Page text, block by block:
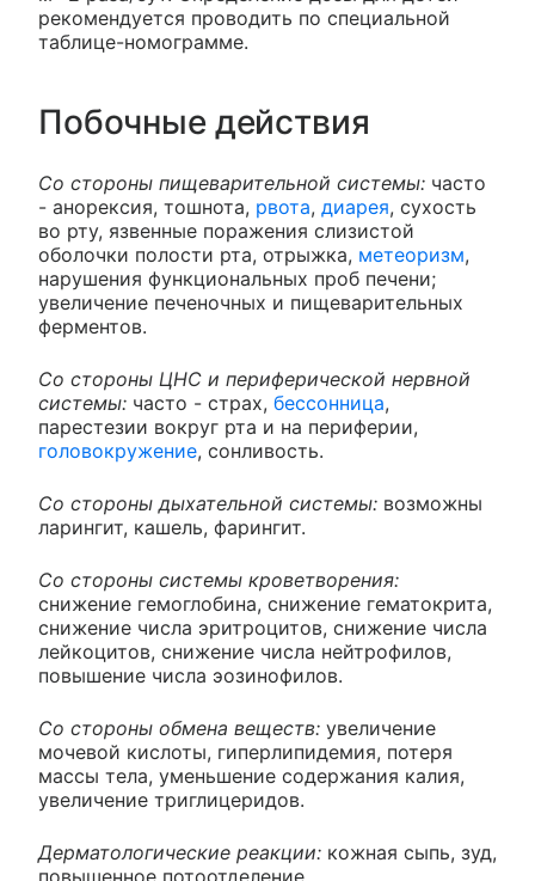
рекомендуется проводить по специальной
таблице-номограмме.
Побочные действия
Со стороны пищеварительной системы: часто
- анорексия, тошнота, рвота, диарея, сухость
во рту, язвенные поражения слизистой
оболочки полости рта, отрыжка, метеоризм,
нарушения функциональных проб печени;
увеличение печеночных и пищеварительных
ферментов.
Со стороны ЦНС и периферической нервной
системы: часто - страх, бессонница,
парестезии вокруг рта и на периферии,
головокружение, сонливость.
Со стороны дыхательной системы: возможны
ларингит, кашель, фарингит.
Со стороны системы кроветворения:
снижение гемоглобина, снижение гематокрита,
снижение числа эритроцитов, снижение числа
лейкоцитов, снижение числа нейтрофилов,
повышение числа эозинофилов.
Со стороны обмена веществ: увеличение
мочевой кислоты, гиперлипидемия, потеря
массы тела, уменьшение содержания калия,
увеличение триглицеридов.
Дерматологические реакции: кожная сыпь, зуд,